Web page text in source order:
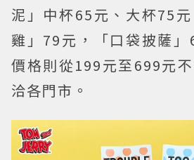
泥」中杯65元、大杯75
雞」79元，「口袋披薩
價格則從199元至699元
洽各門市。